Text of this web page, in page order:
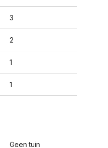
3
2
1
1
Geen tuin